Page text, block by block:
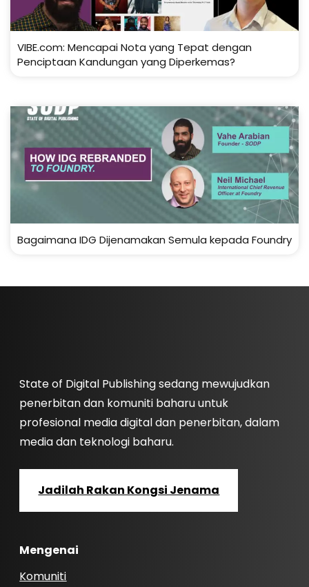
VIBE.com: Mencapai Nota yang Tepat dengan
Penciptaan Kandungan yang Diperkemas?
Bagaimana IDG Dijenamakan Semula kepada Foundry
State of Digital Publishing sedang mewujudkan
penerbitan dan komuniti baharu untuk
profesional media digital dan penerbitan, dalam
media dan teknologi baharu.
Jadilah Rakan Kongsi Jenama
Mengenai
Komuniti